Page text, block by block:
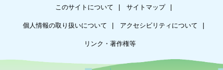
このサイトについて サイトマップ
個人情報の取り扱いについて アクセシビリティについて
リンク・著作権等